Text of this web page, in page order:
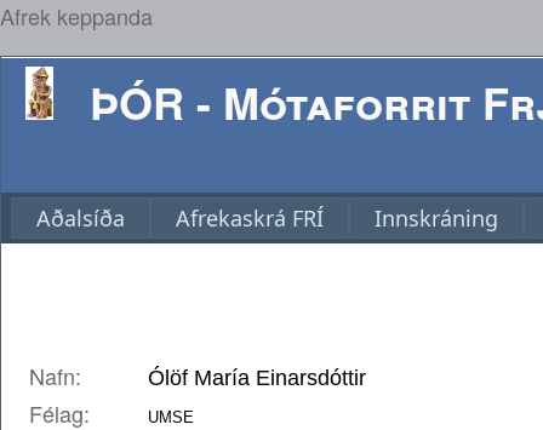
Afrek keppanda
ÞÓR - Mótaforrit
Aðalsíða Afrekaskrá FRÍ Innskráning
Nafn:
Félag: